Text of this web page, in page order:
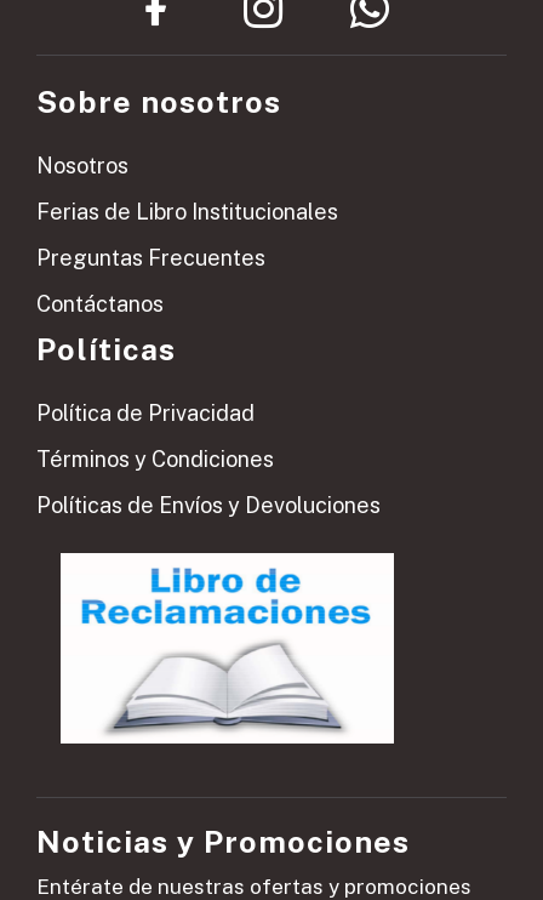
Sobre nosotros
Nosotros
Ferias de Libro Institucionales
Preguntas Frecuentes
Contáctanos
Políticas
Política de Privacidad
Términos y Condiciones
Políticas de Envíos y Devoluciones
Noticias y Promociones
Entérate de nuestras ofertas y promociones